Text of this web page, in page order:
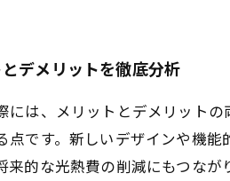
デメリットを徹底分析
には、メリットとデメリット
点です。新しいデザインや機
来的な光熱費の削減にもつな